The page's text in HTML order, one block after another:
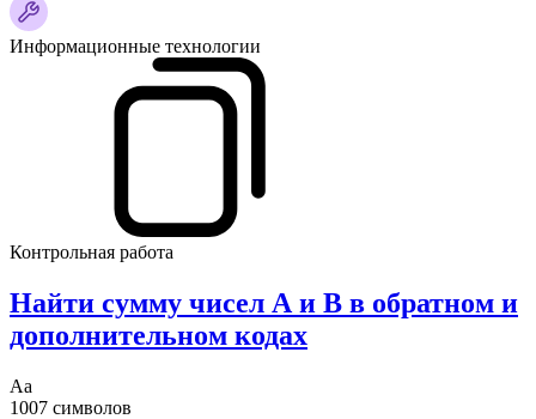
Информационные технологии
Контрольная работа
Найти сумму чисел А и В в обратном и
дополнительном кодах
Аа
1007 символов